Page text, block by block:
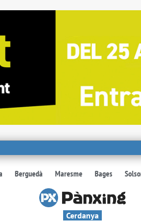
Berguedà Maresme Bages
Cerdanya